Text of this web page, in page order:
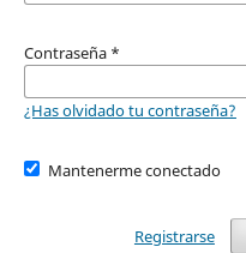
Contraseña *
¿Has olvidado tu contraseña?
Mantenerme conectado
Registrarse